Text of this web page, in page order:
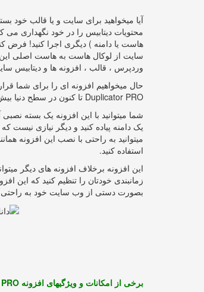
محتویات دیتابیس را در خود نگهداری
هاست یا دامنه ) دیگری اجرا کنید! فرض
سایت از لوکال هاست به هاست اصلی این
وردپرس ، قالب ، افزونه ها و دیتابیس
حال میخواهیم افزونه ای را برای شما
Duplicator PRO تا کنون در سطح دنیا بیش از 1 میلیون بار نصب و فعال سازی شده است .
شما میتوانید با این افزونه یک بسته
یک دامنه پیاده کنید و دیگر نیازی نیست
میتوانید به راحتی با نصب این افزونه
استفاده کنید.
این افزونه برخلاف افزونه های دیگر
زمانبندی خودتان را تنظیم کنید که این
بصورت دستی از وب سایت خود به راحتی
برخی از امکانات و ویژگیهای افزونه Duplicator PRO :